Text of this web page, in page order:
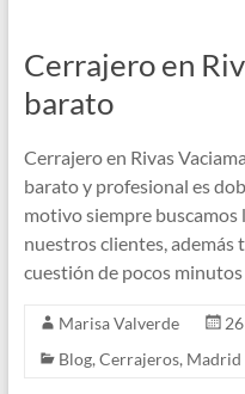
Cerrajero en
barato
Cerrajero en Rivas
barato y profesional es
motivo siempre buscamos
nuestros clientes, además
cuestión de pocos
Marisa Valverde
Blog,Cerrajeros, Madrid